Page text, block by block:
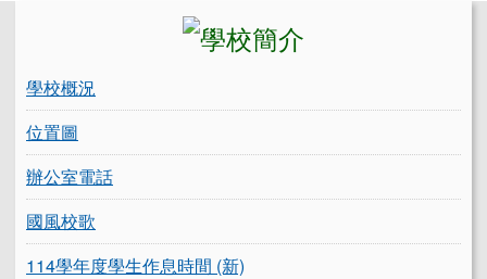
學校概況
位置圖
辦公室電話
國風校歌
114學年度學生作息時間 (新)